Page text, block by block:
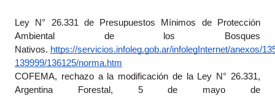
Ley N° 26.331 de Presupuestos Mínimos de Protección
Ambiental de los Bosques
Nativos. https://servicios.infoleg.gob.ar/infolegInternet/anexos/
139999/136125/norma.htm
COFEMA, rechazo a la modificación de la Ley N° 26.331,
Argentina Forestal, 5 de mayo de